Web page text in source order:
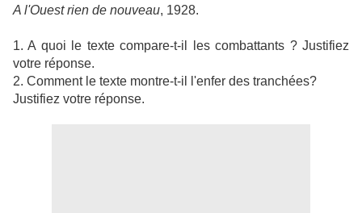
A l'Ouest rien de nouveau, 1928.
1. A quoi le texte compare-t-il les combattants ? Justifiez
votre réponse.
2. Comment le texte montre-t-il l'enfer des tranchées?
Justifiez votre réponse.